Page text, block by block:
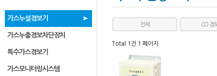
가스누설경보기
가스누출경보차단장치
특수가스경보기
가스모니터링시스템
전체 CO 경
Total 1건 1 페이지